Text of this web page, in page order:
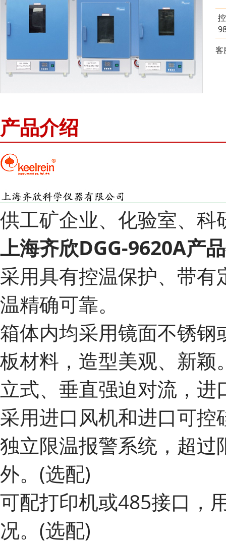
客
产品介绍
供工矿企业、化验室、
上海齐欣DGG-9620A产
采用具有控温保护、带
温精确可靠。
箱体内均采用镜面不锈
板材料，造型美观、新颖
立式、垂直强迫对流，
采用进口风机和进口可
独立限温报警系统，超
外。(选配)
可配打印机或485接口，
况。(选配)